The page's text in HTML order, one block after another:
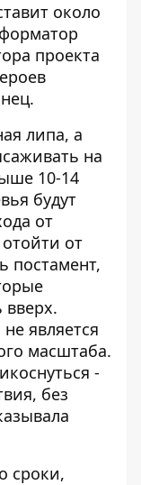
около
проекта
липа, а
на
10-14
будут
от
от
постамент,
вверх.
является
масштаба.
-
без
сроки,